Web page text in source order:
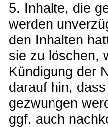
5. Inhalte, die
werden
den Inhalten
sie zu löschen,
Kündigung der
darauf hin,
gezwungen
ggf. auch